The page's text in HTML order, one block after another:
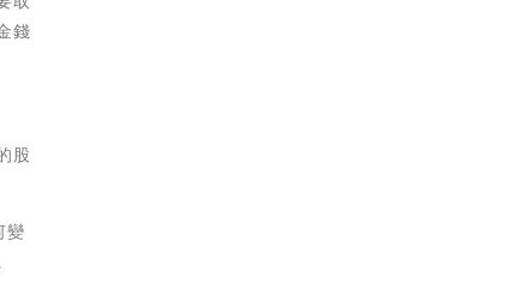
錢
股
變